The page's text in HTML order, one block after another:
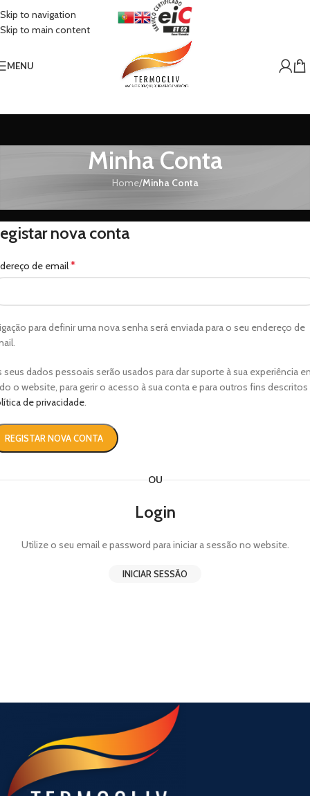
Skip to navigation
Skip to main content
MENU
Minha Conta
Home/Minha Conta
nova conta
de email*
para definir uma nova senha será enviada para o seu endereço de
seus dados pessoais serão usados ​​para dar suporte à sua experiência
o website, para gerir o acesso à sua conta e para outros fins descritos
de privacidade.
REGISTAR NOVA CONTA
OU
Login
Utilize o seu email e password para iniciar a sessão no website.
INICIAR SESSÃO